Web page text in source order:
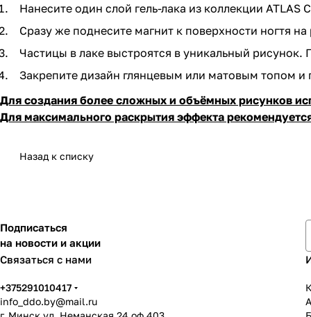
Нанесите один слой гель-лака из коллекции ATLAS
Сразу же поднесите магнит к поверхности ногтя
Частицы в лаке выстроятся в уникальный
Закрепите дизайн глянцевым или матовым топом и
Для создания более сложных и объёмных рисунков
Для максимального раскрытия эффекта
Назад к списку
Подписаться
на новости и акции
Связаться с нами
+375291010417
info_ddo.by@mail.ru